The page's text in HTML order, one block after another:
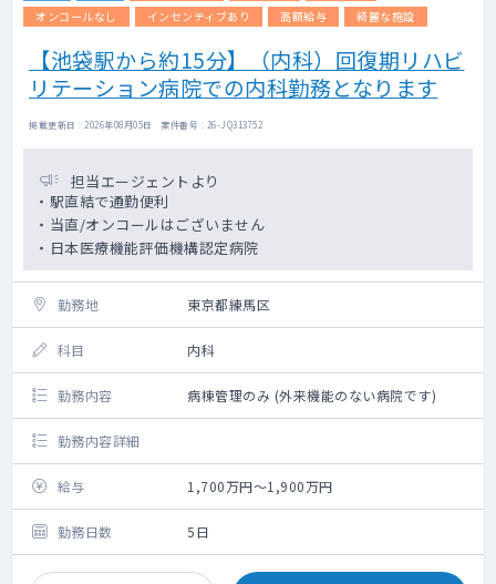
オンコールなし
インセンティブあり 高額給与 綺麗な施設
【池袋駅から約15分】（内科）回復期リハビ
リテーション病院での内科勤務となります
掲載更新日 : 2026年08月05日 案件番号 : 26-JQ313752
担当エージェントより
・駅直結で通勤便利
・当直/オンコールはございません
・日本医療機能評価機構認定病院
勤務地 東京都練馬区
科目 内科
勤務内容 病棟管理のみ (外来機能のない病院です)
勤務内容詳細
給与 1,700万円～1,900万円
勤務日数 5日